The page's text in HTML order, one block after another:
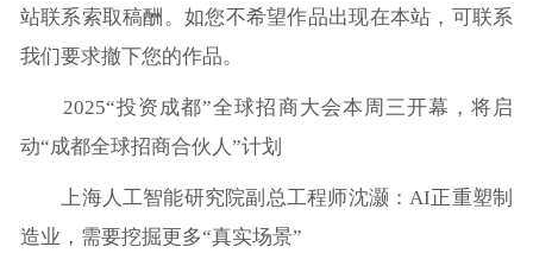
站联系索取稿酬。如您不希望作品出现在本站，可联系
我们要求撤下您的作品。
2025“投资成都”全球招商大会本周三开幕，将启
动“成都全球招商合伙人”计划
上海人工智能研究院副总工程师沈灏：AI正重塑制
造业，需要挖掘更多“真实场景”